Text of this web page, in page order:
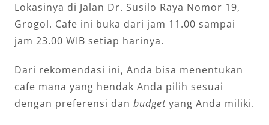
Lokasinya di Jalan Dr. Susilo Raya Nomor 19,
Grogol. Cafe ini buka dari jam 11.00 sampai
jam 23.00 WIB setiap harinya.
Dari rekomendasi ini, Anda bisa menentukan
cafe mana yang hendak Anda pilih sesuai
dengan preferensi dan budgetyang Anda miliki.